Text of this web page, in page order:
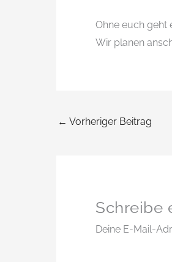
Ohne euch geht
Wir planen
← Vorheriger Beitrag
Schreibe
Deine E-Mail-